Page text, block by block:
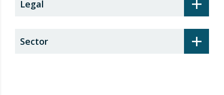
Legal
+
Sector